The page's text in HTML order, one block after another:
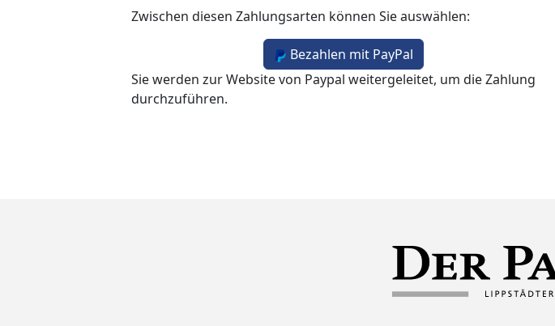
Zwischen diesen Zahlungsarten können Sie auswählen:
Bezahlen mit PayPal
Sie werden zur Website von Paypal weitergeleitet, um die Zahlung
durchzuführen.